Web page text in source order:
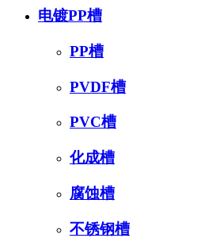
电镀PP槽
PP槽
PVDF槽
PVC槽
化成槽
腐蚀槽
不锈钢槽